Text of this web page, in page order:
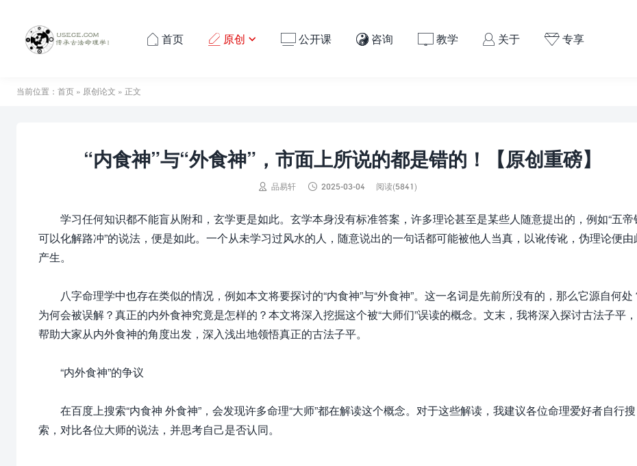
 首页  原创  公开课  咨询 教学  关于  专享
当前位置： 首页 » 原创论文 » 正文
“内食神”与“外食神”，市面上所说的都是错的！【原创重磅】
 品易轩  2025-03-04 阅读(5841)
学习任何知识都不能盲从附和，玄学更是如此。玄学本身没有标准答案，许多理论甚至是某些人随意提出的，例如“五帝
可以化解路冲”的说法，便是如此。一个从未学习过风水的人，随意说出的一句话都可能被他人当真，以讹传讹，伪理论便由
产生。
八字命理学中也存在类似的情况，例如本文将要探讨的“内食神”与“外食神”。这一名词是先前所没有的，那么它源自何处
为何会被误解？真正的内外食神究竟是怎样的？本文将深入挖掘这个被“大师们”误读的概念。文末，我将深入探讨古法子平，
帮助大家从内外食神的角度出发，深入浅出地领悟真正的古法子平。
“内外食神”的争议
在百度上搜索“内食神 外食神”，会发现许多命理“大师”都在解读这个概念。对于这些解读，我建议各位命理爱好者自行搜
索，对比各位大师的说法，并思考自己是否认同。